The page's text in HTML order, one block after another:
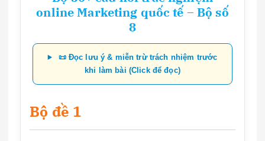
online Marketing quốc tế – Bộ số
8
📜 Đọc lưu ý & miễn trừ trách nhiệm trước
khi làm bài (Click để đọc)
Bộ đề 1